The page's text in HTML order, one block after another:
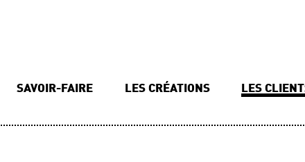
SAVOIR-FAIRE LES CRÉATIONS LES